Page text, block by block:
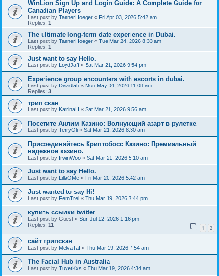
WinLion Sign Up and Login Guide: A Complete Guide for
Canadian Players
Last post by TannerHoeger « Fri Apr 03, 2026 5:42 am
Replies: 1
The ultimate long-term date experience in Dubai.
Last post by TannerHoeger « Tue Mar 24, 2026 8:33 am
Replies: 1
Just want to say Hello.
Last post by LoydJaff « Sat Mar 21, 2026 9:54 pm
Experience group encounters with escorts in dubai.
Last post by Davidlah « Mon May 04, 2026 11:08 am
Replies: 3
трип скан
Last post by KatrinaH « Sat Mar 21, 2026 9:56 am
Посетите Анлим Казино: Волнующий азарт в рулетке.
Last post by TerryOli « Sat Mar 21, 2026 8:30 am
Присоединяйтесь Криптобосс Казино: Премиальный
надёжное казино.
Last post by IrwinWoo « Sat Mar 21, 2026 5:10 am
Just want to say Hello.
Last post by LillaOMe « Fri Mar 20, 2026 5:42 am
Just wanted to say Hi!
Last post by FernTrel « Thu Mar 19, 2026 7:44 pm
купить ссылки twitter
Last post by Guest « Sun Jul 12, 2026 1:16 pm
Replies: 11 1 2
сайт трипскан
Last post by MelvaTaf « Thu Mar 19, 2026 7:54 am
The Facial Hub in Australia
Last post by TuyetKxs « Thu Mar 19, 2026 4:34 am